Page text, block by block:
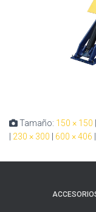
Tamaño: 150 × 150 |
| 230 × 300 | 600 × 406 |